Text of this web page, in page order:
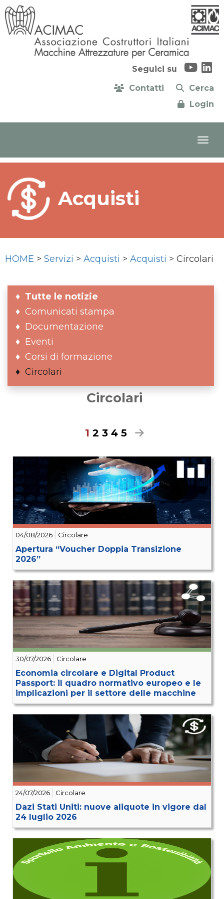
Seguici su
Contatti
Cerca
Login
Acquisti
HOME > Servizi > Acquisti > Acquisti > Circolari
Tutte le notizie
Comunicati stampa
Documentazione
Eventi
Corsi di formazione
Circolari
Circolari
1 2 3 4 5
04/08/2026 Circolare
Apertura “Voucher Doppia Transizione
2026”
30/07/2026 Circolare
Economia circolare e Digital Product
Passport: il quadro normativo europeo e le
implicazioni per il settore delle macchine
24/07/2026 Circolare
Dazi Stati Uniti: nuove aliquote in vigore dal
24 luglio 2026